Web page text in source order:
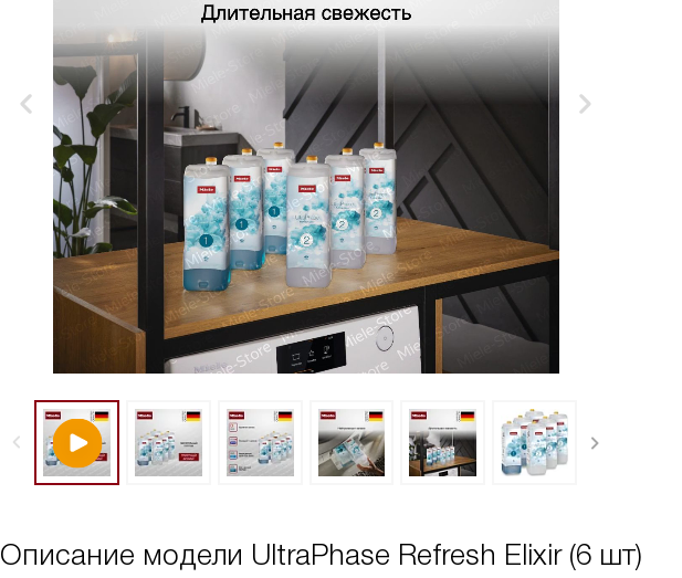
Описание модели UltraPhase Refresh Elixir (6 шт)